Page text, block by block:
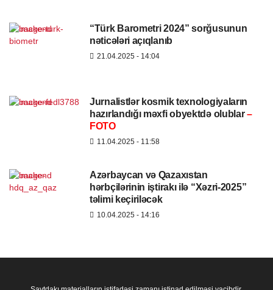
“Türk Barometri 2024” sorğusunun
nəticələri açıqlanıb
21.04.2025 - 14:04
Jurnalistlər kosmik texnologiyaların
hazırlandığı məxfi obyektdə olublar–
FOTO
11.04.2025 - 11:58
Azərbaycan və Qazaxıstan
hərbçilərinin iştirakı ilə “Xəzri-2025”
təlimi keçiriləcək
10.04.2025 - 14:16